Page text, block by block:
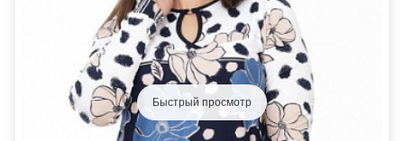
Быстрый просмотр